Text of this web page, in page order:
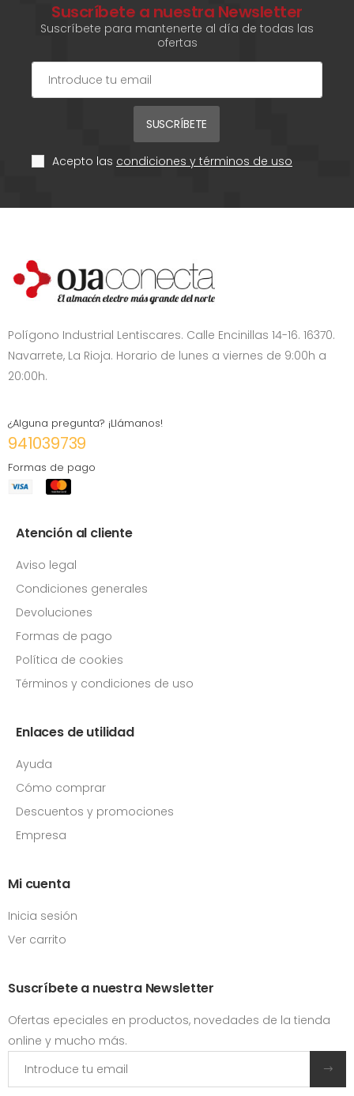
Suscríbete a nuestra Newsletter
Suscríbete para mantenerte al día de todas las
ofertas
SUSCRÍBETE
Acepto las condiciones y términos de uso
Polígono Industrial Lentiscares. Calle Encinillas 14-16. 16370.
Navarrete, La Rioja. Horario de lunes a viernes de 9:00h a
20:00h.
¿Alguna pregunta? ¡Llámanos!
941039739
Formas de pago
Atención al cliente
Aviso legal
Condiciones generales
Devoluciones
Formas de pago
Política de cookies
Términos y condiciones de uso
Enlaces de utilidad
Ayuda
Cómo comprar
Descuentos y promociones
Empresa
Mi cuenta
Inicia sesión
Ver carrito
Suscríbete a nuestra Newsletter
Ofertas epeciales en productos, novedades de la tienda
online y mucho más.